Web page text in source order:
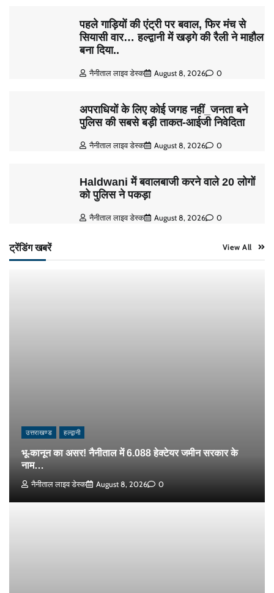
पहले गाड़ियों की एंट्री पर बवाल, फिर मंच से
सियासी वार… हल्द्वानी में खड़गे की रैली ने माहौल
बना दिया..
नैनीताल लाइव डेस्क August 8, 2026 0
अपराधियों के लिए कोई जगह नहीं_जनता बने
पुलिस की सबसे बड़ी ताकत-आईजी निवेदिता
नैनीताल लाइव डेस्क August 8, 2026 0
Haldwani में बवालबाजी करने वाले 20 लोगों
को पुलिस ने पकड़ा
नैनीताल लाइव डेस्क August 8, 2026 0
ट्रेंडिंग खबरें View All
उत्तराखण्ड हल्द्वानी
भू-कानून का असर! नैनीताल में 6.088 हेक्टेयर जमीन सरकार के
नाम…
नैनीताल लाइव डेस्क August 8, 2026 0